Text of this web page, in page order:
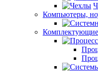
Компьютеры,